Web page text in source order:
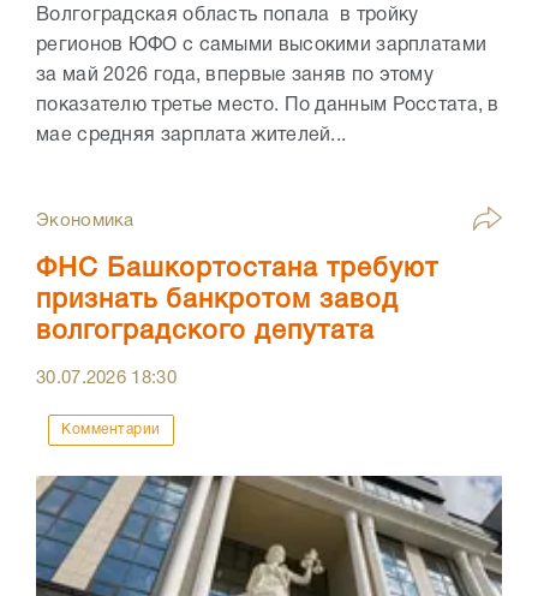
Волгоградская область попала в тройку
регионов ЮФО с самыми высокими зарплатами
за май 2026 года, впервые заняв по этому
показателю третье место. По данным Росстата, в
мае средняя зарплата жителей...
Экономика
ФНС Башкортостана требуют
признать банкротом завод
волгоградского депутата
30.07.2026 18:30
Комментарии